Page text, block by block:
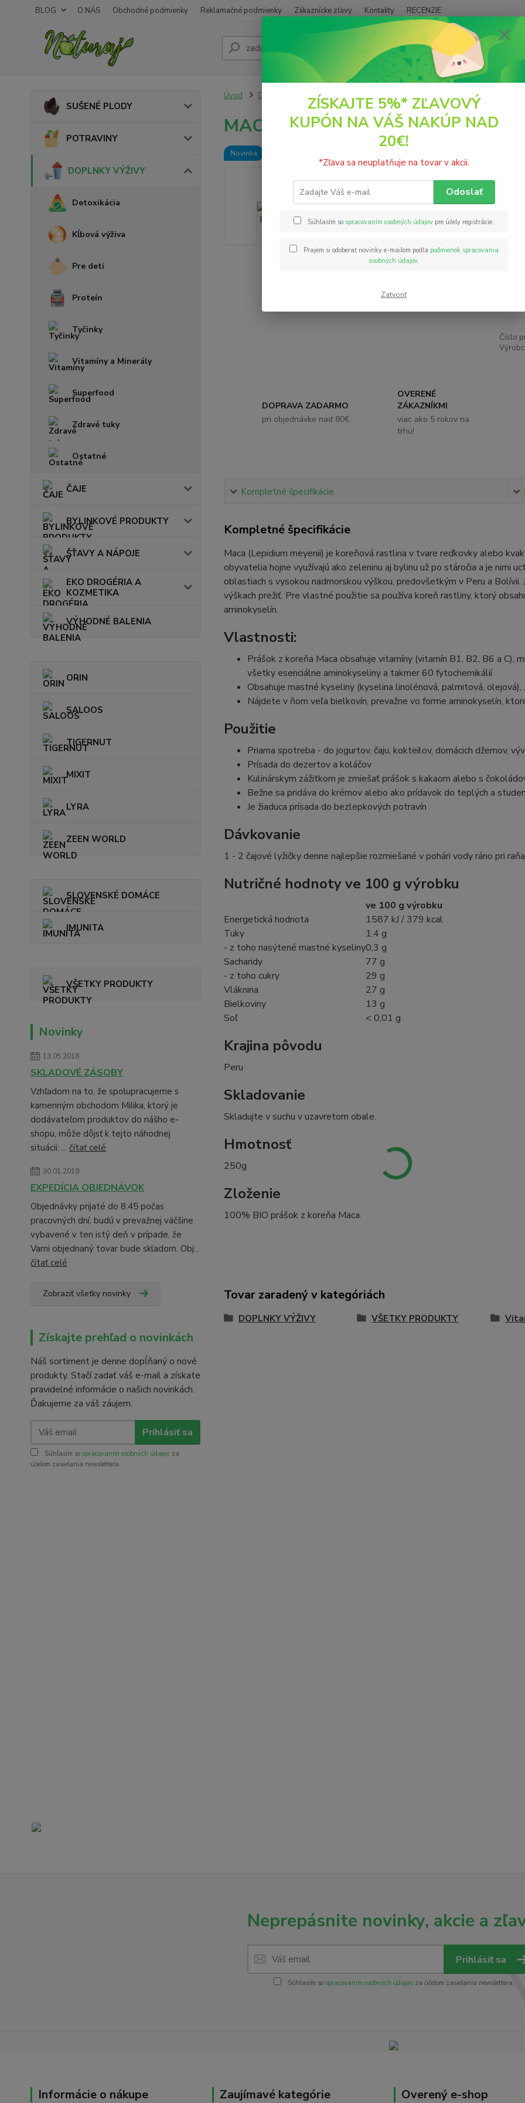
BLOG O NÁS Obchodné podmienky Reklamačné podmienky Zákaznícke zľavy Kontakty RECENZIE
Hľadať
(PO
SUŠENÉ PLODY
POTRAVINY
DOPLNKY VÝŽIVY
Detoxikácia
Kĺbová výživa
Pre deti
Proteín
Tyčinky
Vitamíny a Minerály
Superfood
Zdravé tuky
Ostatné
ČAJE
BYLINKOVÉ PRODUKTY
ŠŤAVY A NÁPOJE
EKO DROGÉRIA A
KOZMETIKA
VÝHODNÉ BALENIA
ORIN
SALOOS
TIGERNUT
MIXIT
LYRA
ZEEN WORLD
SLOVENSKÉ DOMÁCE
IMUNITA
VŠETKY PRODUKTY
Novinky
13.05.2018
SKLADOVÉ ZÁSOBY
Vzhľadom na to, že spolupracujeme s
kamenným obchodom Milika, ktorý je
dodávateľom produktov do nášho e-
shopu, môže dôjsť k tejto náhodnej
situácii: ... čítať celé
30.01.2019
EXPEDÍCIA OBJEDNÁVOK
Objednávky prijaté do 8:45 počas
pracovných dní, budú v prevažnej väčšine
vybavené v ten istý deň v prípade, že
Vami objednaný tovar bude skladom. Obj...
čítať celé
Zobraziť všetky novinky
Získajte prehľad o novinkách
Náš sortiment je denne dopĺňaný o nové
produkty. Stačí zadať váš e-mail a získate
pravidelné informácie o našich novinkách.
Ďakujeme za váš záujem.
Prihlásiť sa
Súhlasím so spracovaním osobných údajov za
účelom zasielania newslettera.
Úvod DOPLNKY VÝŽIVY MACA prášok RAW 250g BIO Health
MACA prášok RAW 250g BIO
Novinka
nimi
s
Číslo
DOPRAVA ZADARMO
pri objednávke nad 80€
OVERENÉ
ZÁKAZNÍKMI
viac ako 5 rokov na
trhu!
Kompletné špecifikácie
Kompletné špecifikácie
Maca (Lepidium meyenii) je koreňová rastlina v tvare reďkovky alebo
obyvatelia hojne využívajú ako zeleninu aj bylinu už po stáročia a je nimi
oblastiach s vysokou nadmorskou výškou, predovšetkým v Peru a
výškach prežiť. Pre vlastné použitie sa používa koreň rastliny, ktorý
aminokyselín.
Vlastnosti:
Prášok z koreňa Maca obsahuje vitamíny (vitamín B1, B2, B6 a C),
všetky esenciálne aminokyseliny a takmer 60 fytochemikálií
Obsahuje mastné kyseliny (kyselina linolénová, palmitová,
Nájdete v ňom veľa bielkovín, prevažne vo forme aminokyselín,
Použitie
Priama spotreba - do jogurtov, čaju, kokteilov, domácich džemov,
Prísada do dezertov a koláčov
Kulinárskym zážitkom je zmiešať prášok s kakaom alebo s
Bežne sa pridáva do krémov alebo ako prídavok do teplých a
Je žiaduca prísada do bezlepkových potravín
Dávkovanie
1 - 2 čajové lyžičky denne najlepšie rozmiešané v pohári vody ráno pri
Nutričné hodnoty ve 100 g výrobku
ve 100 g výrobku
Energetická hodnota
1587 kJ / 379 kcal
Tuky
1,4 g
- z toho nasýtené mastné kyseliny0,3 g
Sacharidy
77 g
- z toho cukry
29 g
Vláknina
27 g
Bielkoviny
13 g
Soľ
< 0,01 g
Krajina pôvodu
Peru
Skladovanie
Skladujte v suchu v uzavretom obale.
Hmotnosť
250g
Zloženie
100% BIO prášok z koreňa Maca.
Tovar zaradený v kategóriách
DOPLNKY VÝŽIVY VŠETKY PRODUKTY
Neprepásnite novinky, akcie a
Prihlásiť sa
Súhlasím so spracovaním osobných údajovza účelom zasielania newslettera.
Informácie o nákupe Zaujímavé kategórie Overený e-shop
ZÍSKAJTE 5%* ZĽAVOVÝ
KUPÓN NA VÁŠ NAKÚP NAD
20€!
*Zľava sa neuplatňuje na tovar v akcii.
Odoslať
Súhlasím so spracovaním osobných údajov pre účely registrácie.
Prajem si odoberať novinky e-mailom podľa podmienok spracovania
osobných údajov.
Zatvoriť